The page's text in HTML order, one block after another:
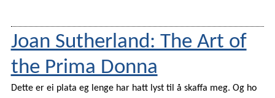
Joan Sutherland: The Art of
the Prima Donna
Dette er ei plata eg lenge har hatt lyst til å skaffa meg. Og ho